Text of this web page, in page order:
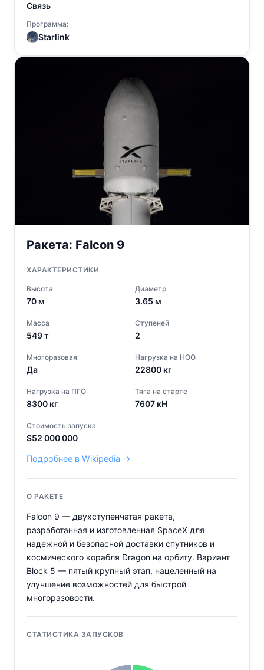
Связь
Программа:
Starlink
Ракета: Falcon 9
ХАРАКТЕРИСТИКИ
Высота
70 м
Диаметр
3.65 м
Масса
549т
Ступеней
2
Многоразовая
Да
Нагрузка на НОО
22800 кг
Нагрузка на ПГО
8300 кг
Тяга на старте
7607 кН
Стоимость запуска
$52 000 000
Подробнее в Wikipedia →
О РАКЕТЕ
Falcon 9 — двухступенчатая ракета,
разработанная и изготовленная SpaceX для
надежной и безопасной доставки спутников и
космического корабля Dragon на орбиту. Вариант
Block 5 — пятый крупный этап, нацеленный на
улучшение возможностей для быстрой
многоразовости.
СТАТИСТИКА ЗАПУСКОВ